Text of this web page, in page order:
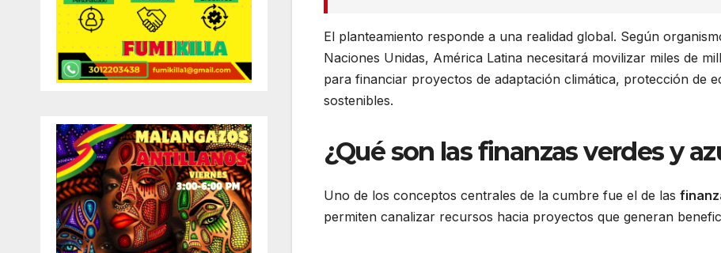
El planteamiento responde a una realidad global. Según
Naciones Unidas, América Latina necesitará movilizar miles de
para financiar proyectos de adaptación climática, protección de
sostenibles.
¿Qué son las finanzas verdes y
Uno de los conceptos centrales de la cumbre fue el de las
permiten canalizar recursos hacia proyectos que generan